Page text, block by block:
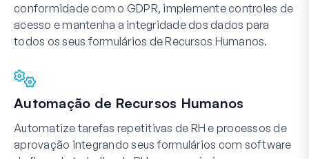
conformidade com o GDPR, implemente controles de
acesso e mantenha a integridade dos dados para
todos os seus formulários de Recursos Humanos.
Automação de Recursos Humanos
Automatize tarefas repetitivas de RH e processos de
aprovação integrando seus formulários com software